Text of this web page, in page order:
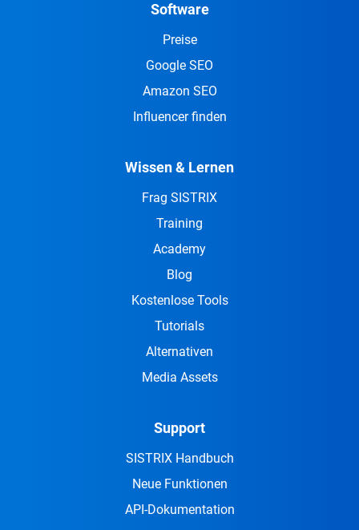
Software
Preise
Google SEO
Amazon SEO
Influencer finden
Wissen & Lernen
Frag SISTRIX
Training
Academy
Blog
Kostenlose Tools
Tutorials
Alternativen
Media Assets
Support
SISTRIX Handbuch
Neue Funktionen
API-Dokumentation